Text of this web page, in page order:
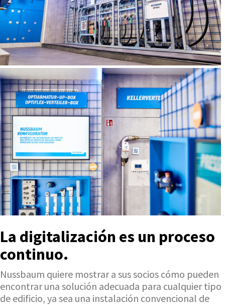
La digitalización es un proceso
continuo.
Nussbaum quiere mostrar a sus socios cómo pueden
encontrar una solución adecuada para cualquier tipo
de edificio, ya sea una instalación convencional de